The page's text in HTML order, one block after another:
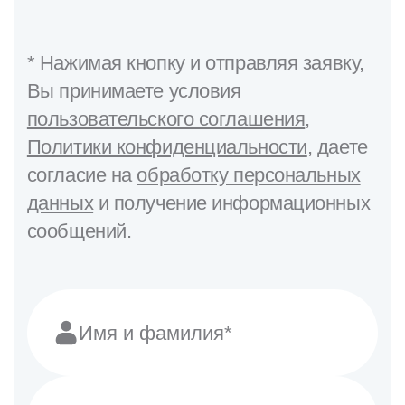
* Нажимая кнопку и отправляя заявку,
Вы принимаете условия
пользовательского соглашения,
Политики конфиденциальности, даете
согласие на обработку персональных
данныхи получение информационных
сообщений.